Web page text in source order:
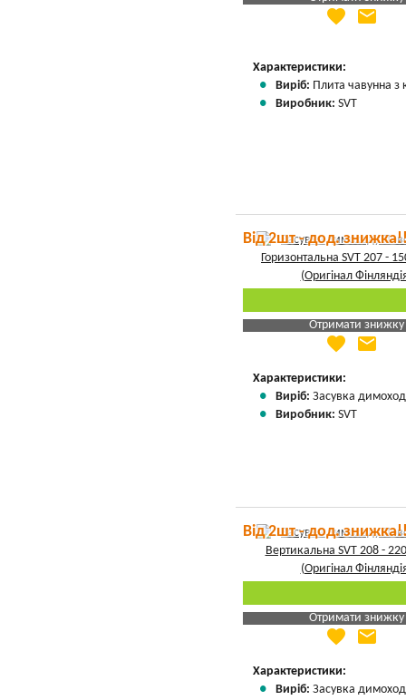
Яка Ваша ціна
favorite email
Характеристики:
Виріб: Плита чавунна
Виробник: SVT
Від 2шт - дод.
Отримати знижку
Яка Ваша ціна
favorite email
Характеристики:
Виріб: Засувка
Виробник: SVT
Від 2шт - дод.
Отримати знижку
Яка Ваша ціна
favorite email
Характеристики:
Виріб: Засувка